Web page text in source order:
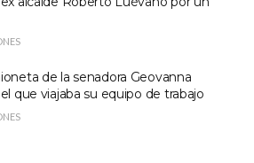
de la senadora Geovanna
que viajaba su equipo de trabajo